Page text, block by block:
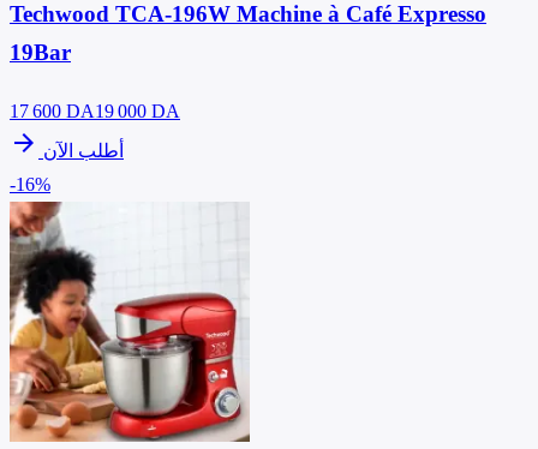
Techwood TCA-196W Machine à Café Expresso
19Bar
17 600 DA19 000 DA
arrow_forward أطلب الآن
-16%